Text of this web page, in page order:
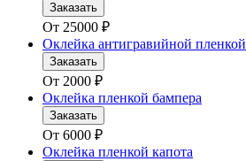
Заказать
От 25000 ₽
Оклейка антигравийной пленкой
Заказать
От 2000 ₽
Оклейка пленкой бампера
Заказать
От 6000 ₽
Оклейка пленкой капота